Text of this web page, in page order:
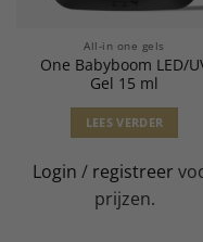
All-in one gels
One Babyboom LED/
Gel 15 ml
LEES VERDER
Login / registreer
prijzen.